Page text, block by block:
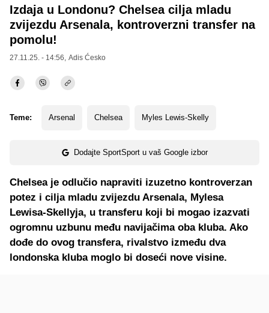
Izdaja u Londonu? Chelsea cilja mladu
zvijezdu Arsenala, kontroverzni transfer na
pomolu!
27.11.25. - 14:56, Adis Ćesko
Teme: Arsenal Chelsea Myles Lewis-Skelly
Dodajte SportSport u vaš Google izbor
Chelsea je odlučio napraviti izuzetno kontroverzan
potez i cilja mladu zvijezdu Arsenala, Mylesa
Lewisa-Skellyja, u transferu koji bi mogao izazvati
ogromnu uzbunu među navijačima oba kluba. Ako
dođe do ovog transfera, rivalstvo između dva
londonska kluba moglo bi doseći nove visine.